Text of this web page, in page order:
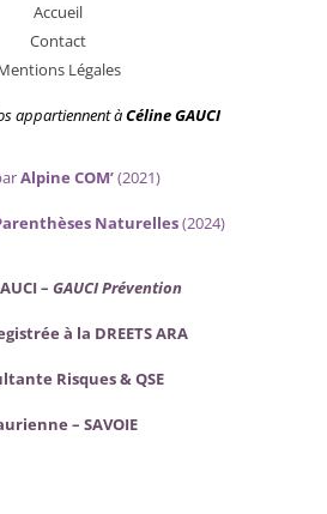
Accueil
Contact
Légales
appartiennentàCéline GAUCI
Alpine COM’(2021)
Naturelles(2024)
–GAUCI Prévention
à la DREETS ARA
Risques & QSE
– SAVOIE